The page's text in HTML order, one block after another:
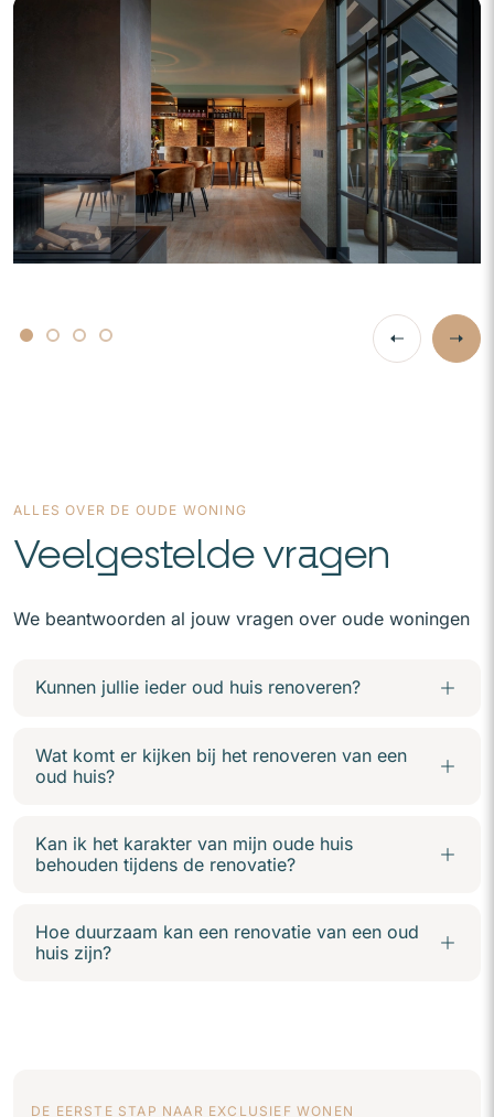
ALLES OVER DE OUDE WONING
Veelgestelde vragen
We beantwoorden al jouw vragen over oude woningen
Kunnen jullie ieder oud huis renoveren?
Wat komt er kijken bij het renoveren van een
oud huis?
Kan ik het karakter van mijn oude huis
behouden tijdens de renovatie?
Hoe duurzaam kan een renovatie van een oud
huis zijn?
DE EERSTE STAP NAAR EXCLUSIEF WONEN